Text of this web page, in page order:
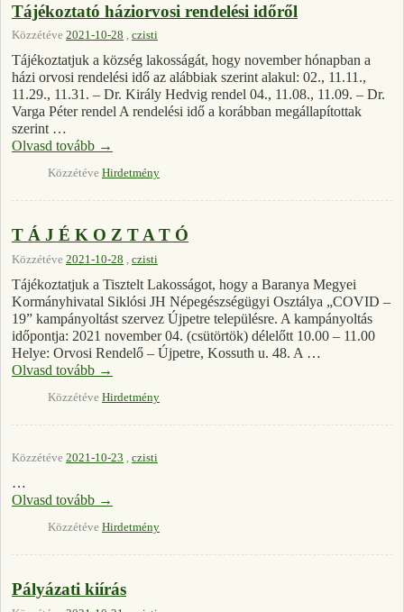
Tájékoztató háziorvosi rendelési időről
Közzétéve 2021-10-28 , czisti
Tájékoztatjuk a község lakosságát, hogy november hónapban a
házi orvosi rendelési idő az alábbiak szerint alakul: 02., 11.11.,
11.29., 11.31. – Dr. Király Hedvig rendel 04., 11.08., 11.09. – Dr.
Varga Péter rendel A rendelési idő a korábban megállapítottak
szerint …
Olvasd tovább →
Közzétéve Hirdetmény
T Á J É K O Z T A T Ó
Közzétéve 2021-10-28 czisti
Tájékoztatjuk a Tisztelt Lakosságot, hogy a Baranya Megyei
Kormányhivatal Siklósi JH Népegészségügyi Osztálya „COVID –
19” kampányoltást szervez Újpetre településre. A kampányoltás
időpontja: 2021 november 04. (csütörtök) délelőtt 10.00 – 11.00
Helye: Orvosi Rendelő – Újpetre, Kossuth u. 48. A …
Olvasd tovább →
Közzétéve Hirdetmény
Közzétéve 2021-10-23 , czisti
…
Olvasd tovább →
Közzétéve Hirdetmény
Pályázati kiírás